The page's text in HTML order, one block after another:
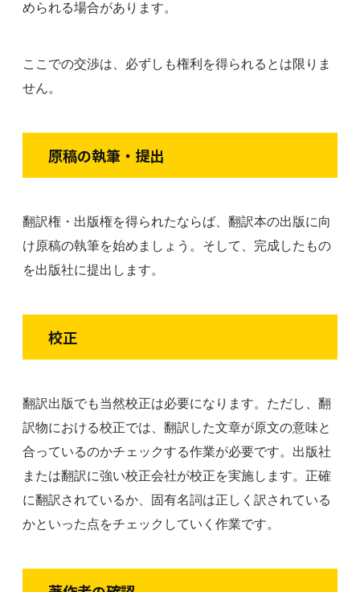
められる場合があります。
ここでの交渉は、必ずしも権利を得られるとは限りま
せん。
原稿の執筆・提出
翻訳権・出版権を得られたならば、翻訳本の出版に向
け原稿の執筆を始めましょう。そして、完成したもの
を出版社に提出します。
校正
翻訳出版でも当然校正は必要になります。ただし、翻
訳物における校正では、翻訳した文章が原文の意味と
合っているのかチェックする作業が必要です。出版社
または翻訳に強い校正会社が校正を実施します。正確
に翻訳されているか、固有名詞は正しく訳されている
かといった点をチェックしていく作業です。